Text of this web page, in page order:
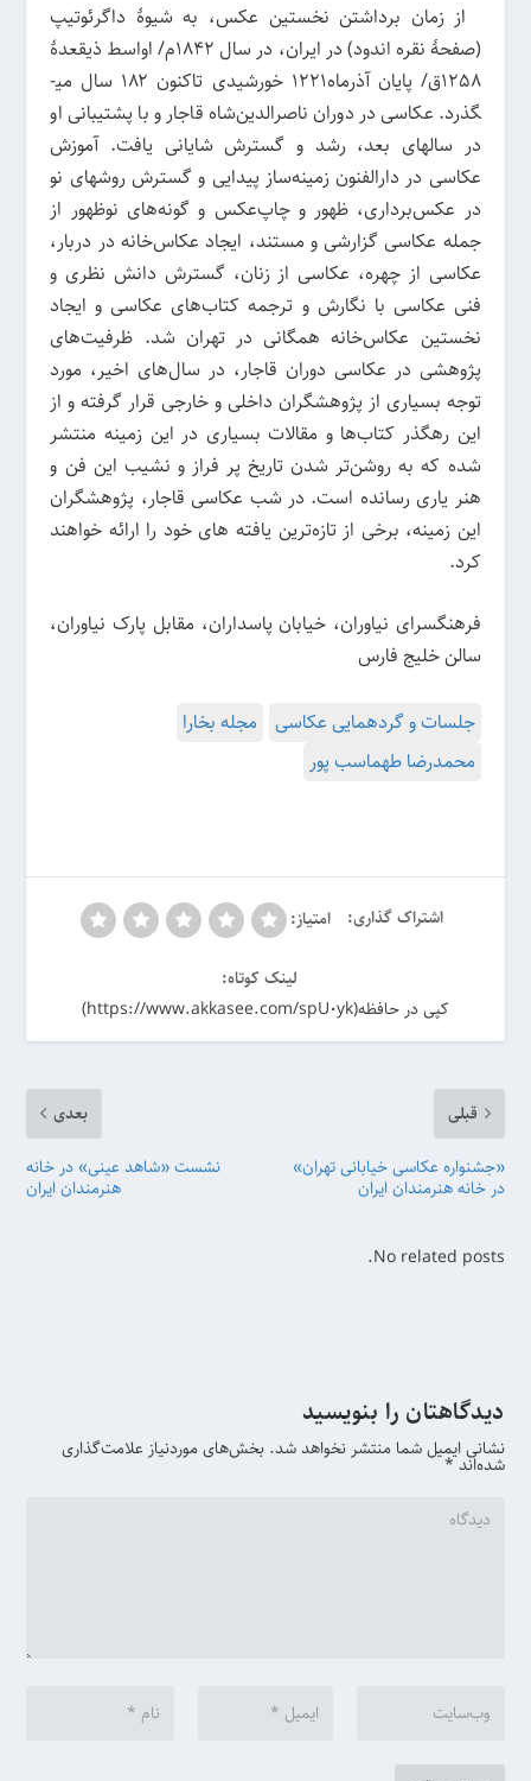
از زمان برداشتن نخستین عکس، به شیوۀ داگرئوتیپ
(صفحۀ‌ نقره اندود) در ایران، در سال 1842م/ اواسط ذیقعدۀ
1258ق/ پایان آذرماه1221 خورشیدی تاکنون ۱۸۲ سال می­
گذرد. عکاسی در دوران ناصرالدین‌شاه قاجار و با پشتیبانی او
در سال­های بعد، رشد و گسترش شایانی یافت. آموزش
عکاسی در دارالفنون زمینه‌ساز پیدایی و گسترش روش­های نو
در عکس‌برداری، ظهور و چاپ‌عکس و گونه‌های نوظهور از
جمله عکاسی گزارشی و مستند، ایجاد عکاس‌خانه در دربار،
عکاسی از چهره، عکاسی از زنان، گسترش دانش نظری و
فنی عکاسی با نگارش و ترجمه کتاب‌های عکاسی و ایجاد
نخستین عکاس‌خانه همگانی در تهران شد. ظرفیت‌های
پژوهشی در عکاسی دوران قاجار، در سال‌های اخیر، مورد
توجه بسیاری از پژوهشگران داخلی و خارجی قرار گرفته و از
این رهگذر کتاب‌ها و مقالات بسیاری در این زمینه منتشر
شده که به روشن‌تر شدن تاریخ پر فراز و نشیب این فن و
هنر یاری رسانده است. در شب عکاسی قاجار، پژوهشگران
این زمینه، برخی از تازه‌ترین یافته های خود را ارائه خواهند
کرد.
فرهنگسرای نیاوران، خیابان پاسداران، مقابل پارک نیاوران،
سالن خلیج فارس
جلسات و گردهمایی عکاسی
مجله بخارا
محمدرضا طهماسب پور
اشتراک گذاری: امتیاز:
لینک کوتاه:
کپی در حافظه(https://www.akkasee.com/spU0yk)
قبلی
«جشنواره عکاسی خیابانی تهران»
در خانه هنرمندان ایران
بعدی
نشست «شاهد عینی» در خانه
هنرمندان ایران
No related posts.
دیدگاهتان را بنویسید
نشانی ایمیل شما منتشر نخواهد شد. بخش‌های موردنیاز علامت‌گذاری
شده‌اند*